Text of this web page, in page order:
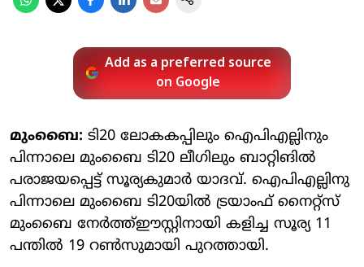
Add as a preferred source
on Google
മുംബൈ: ടി20 ലോകകപ്പിലും ഐപിഎല്ലിനും
പിന്നാലെ മുംബൈ ടി20 ലീഗിലും ബാറ്റിങില്‍
പരാജയപ്പെട്ട് സൂര്യകുമാര്‍ യാദവ്. ഐപിഎല്ലിനു
പിന്നാലെ മുംബൈ ടി20യില്‍ ട്രയാംഫ് നൈറ്റ്‌സ്
മുംബൈ നേര്‍ത്ത്ഈസ്റ്റിനായി കളിച്ച സൂര്യ 11
പന്തില്‍ 19 റണ്‍സുമായി പുറത്തായി.